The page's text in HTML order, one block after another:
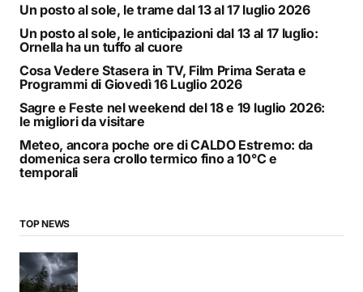
Un posto al sole, le trame dal 13 al 17 luglio 2026
Un posto al sole, le anticipazioni dal 13 al 17 luglio:
Ornella ha un tuffo al cuore
Cosa Vedere Stasera in TV, Film Prima Serata e
Programmi di Giovedì 16 Luglio 2026
Sagre e Feste nel weekend del 18 e 19 luglio 2026:
le migliori da visitare
Meteo, ancora poche ore di CALDO Estremo: da
domenica sera crollo termico fino a 10°C e
temporali
TOP NEWS